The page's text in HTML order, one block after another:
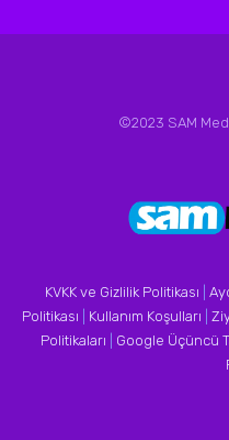
©2023 SAM
KVKK ve Gizlilik Politikası
Politikası
Kullanım Koşulları
Politikaları
Google Üçüncü